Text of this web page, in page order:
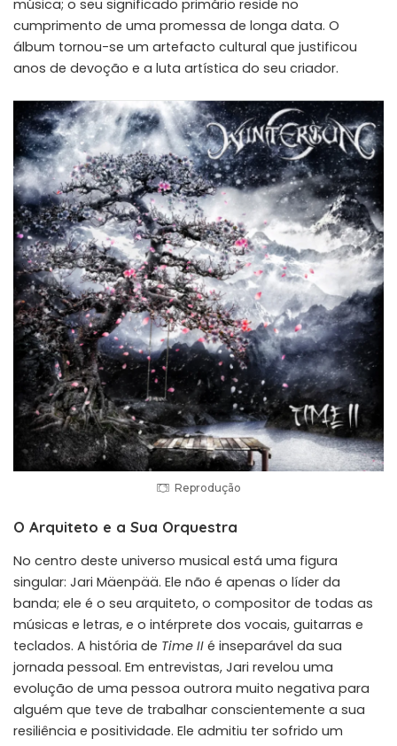
música; o seu significado primário reside no
cumprimento de uma promessa de longa data. O
álbum tornou-se um artefacto cultural que justificou
anos de devoção e a luta artística do seu criador.
Reprodução
O Arquiteto e a Sua Orquestra
No centro deste universo musical está uma figura
singular: Jari Mäenpää. Ele não é apenas o líder da
banda; ele é o seu arquiteto, o compositor de todas as
músicas e letras, e o intérprete dos vocais, guitarras e
teclados. A história de Time II é inseparável da sua
jornada pessoal. Em entrevistas, Jari revelou uma
evolução de uma pessoa outrora muito negativa para
alguém que teve de trabalhar conscientemente a sua
resiliência e positividade. Ele admitiu ter sofrido um